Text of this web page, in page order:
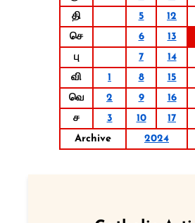
தி
5 12
செ
6 13
பு
7 14
வி
1 8 15
வெ
2 9 16
ச
3 10 17
Archive
2024